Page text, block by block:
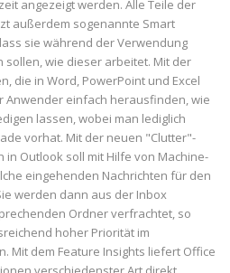
angezeigt werden. Alle Teile der
außerdem sogenannte Smart
sie während der Verwendung
wie dieser arbeitet. Mit der
die in Word, PowerPoint und Excel
Anwender einfach herausfinden, wie
lassen, wobei man lediglich
vorhat. Mit der neuen "Clutter"-
in Outlook soll mit Hilfe von Machine-
eingehenden Nachrichten für den
werden dann aus der Inbox
Ordner verfrachtet, so
hoher Priorität im
Mit dem Feature Insights liefert Office